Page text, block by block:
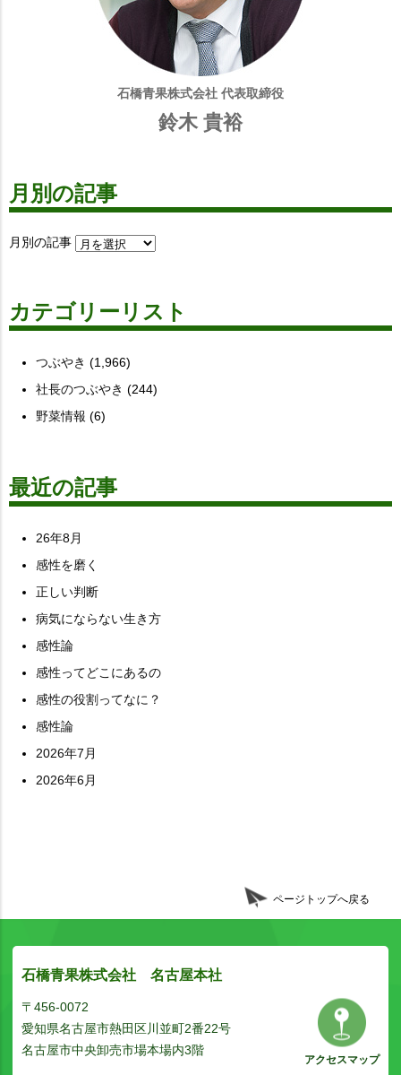
石橋青果株式会社 代表取締役
鈴木 貴裕
月別の記事
月別の記事
カテゴリーリスト
つぶやき (1,966)
社長のつぶやき (244)
野菜情報 (6)
最近の記事
26年8月
感性を磨く
正しい判断
病気にならない生き方
感性論
感性ってどこにあるの
感性の役割ってなに？
感性論
2026年7月
2026年6月
ページトップへ戻る
石橋青果株式会社 名古屋本社
〒456-0072
愛知県名古屋市熱田区川並町2番22号
名古屋市中央卸売市場本場内3階
アクセスマップ